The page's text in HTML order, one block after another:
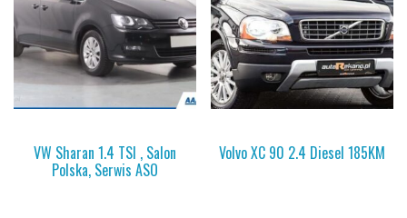
VW Sharan 1.4 TSI , Salon
Polska, Serwis ASO
Volvo XC 90 2.4 Diesel 185KM